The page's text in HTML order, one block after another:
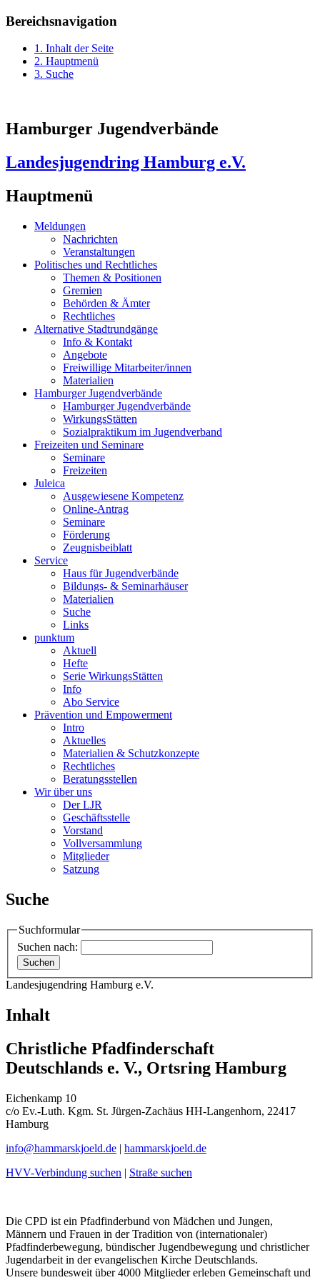
Bereichsnavigation
1. Inhalt der Seite
2. Hauptmenü
3. Suche
Hamburger Jugendverbände
Landesjugendring Hamburg e.V.
Hauptmenü
Meldungen
Nachrichten
Veranstaltungen
Politisches und Rechtliches
Themen & Positionen
Gremien
Behörden & Ämter
Rechtliches
Alternative Stadtrundgänge
Info & Kontakt
Angebote
Freiwillige Mitarbeiter/innen
Materialien
Hamburger Jugendverbände
Hamburger Jugendverbände
WirkungsStätten
Sozialpraktikum im Jugendverband
Freizeiten und Seminare
Seminare
Freizeiten
Juleica
Ausgewiesene Kompetenz
Online-Antrag
Seminare
Förderung
Zeugnisbeiblatt
Service
Haus für Jugendverbände
Bildungs- & Seminarhäuser
Materialien
Suche
Links
punktum
Aktuell
Hefte
Serie WirkungsStätten
Info
Abo Service
Prävention und Empowerment
Intro
Aktuelles
Materialien & Schutzkonzepte
Rechtliches
Beratungsstellen
Wir über uns
Der LJR
Geschäftsstelle
Vorstand
Vollversammlung
Mitglieder
Satzung
Suche
Suchformular
Suchen nach:
Landesjugendring Hamburg e.V.
Inhalt
Christliche Pfadfinderschaft
Deutschlands e. V., Ortsring Hamburg
Eichenkamp 10
c/o Ev.-Luth. Kgm. St. Jürgen-Zachäus HH-Langenhorn, 22417
Hamburg
info@hammarskjoeld.de | hammarskjoeld.de
HVV-Verbindung suchen | Straße suchen
Die CPD ist ein Pfadfinderbund von Mädchen und Jungen,
Männern und Frauen in der Tradition von (internationaler)
Pfadfinderbewegung, bündischer Jugendbewegung und christlicher
Jugendarbeit in der evangelischen Kirche Deutschlands.
Unsere bundesweit über 4000 Mitglieder erleben Gemeinschaft und